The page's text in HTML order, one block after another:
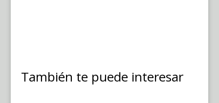
También te puede interesar